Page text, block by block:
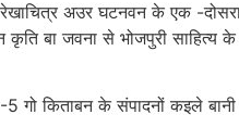
अउर घटनवन के एक -
बा जवना से भोजपुरी साहित्य के
गो किताबन के संपादनों कइले